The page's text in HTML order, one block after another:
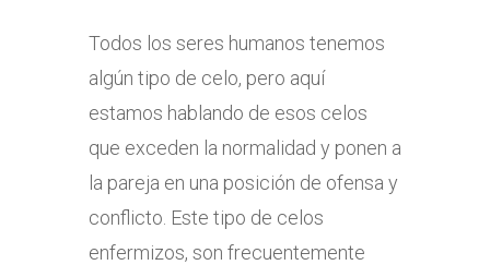
Todos los seres humanos tenemos
algún tipo de celo, pero aquí
estamos hablando de esos celos
que exceden la normalidad y ponen a
la pareja en una posición de ofensa y
conflicto. Este tipo de celos
enfermizos, son frecuentemente